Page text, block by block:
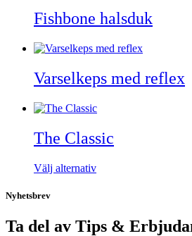
Fishbone halsduk
Varselkeps med reflex
The Classic
Välj alternativDen
flera
varianter.
Nyhetsbrev
Ta del av Tips &